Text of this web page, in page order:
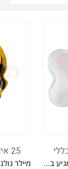
מיילר עצם לכלב 29 אינ"ץ *מגיע בסיטונאות חבילה של 5 יח'*
25 אינץ' עד 43 אינץ' כללי